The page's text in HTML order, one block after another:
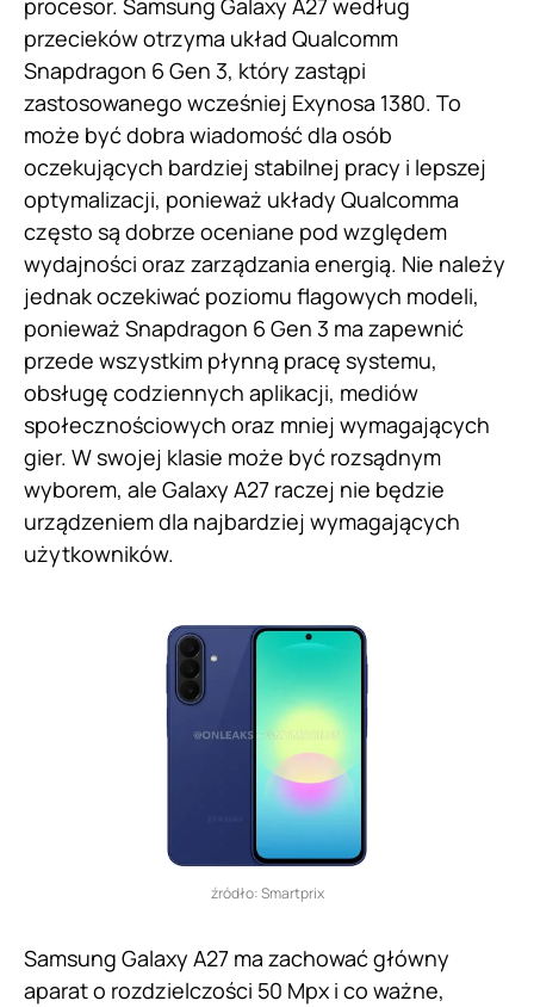
procesor. Samsung Galaxy A27 według
przecieków otrzyma układ Qualcomm
Snapdragon 6 Gen 3, który zastąpi
zastosowanego wcześniej Exynosa 1380. To
może być dobra wiadomość dla osób
oczekujących bardziej stabilnej pracy i lepszej
optymalizacji, ponieważ układy Qualcomma
często są dobrze oceniane pod względem
wydajności oraz zarządzania energią. Nie należy
jednak oczekiwać poziomu flagowych modeli,
ponieważ Snapdragon 6 Gen 3 ma zapewnić
przede wszystkim płynną pracę systemu,
obsługę codziennych aplikacji, mediów
społecznościowych oraz mniej wymagających
gier. W swojej klasie może być rozsądnym
wyborem, ale Galaxy A27 raczej nie będzie
urządzeniem dla najbardziej wymagających
użytkowników.
źródło: Smartprix
Samsung Galaxy A27 ma zachować główny
aparat o rozdzielczości 50 Mpx i co ważne,